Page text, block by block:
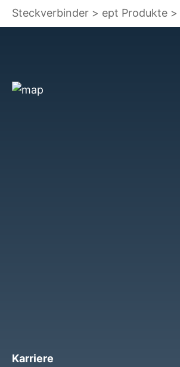
Steckverbinder ept Produkte
Karriere